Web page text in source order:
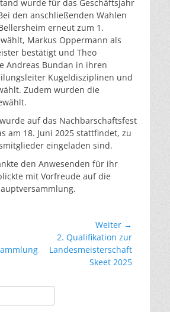
wurde für das Geschäftsjahr
den anschließenden Wahlen
erneut zum 1.
Markus Oppermann als
bestätigt und Theo
Andreas Bundan in ihren
Kugeldisziplinen und
Zudem wurden die
auf das Nachbarschaftsfest
am 18. Juni 2025 stattfindet, zu
eingeladen sind.
den Anwesenden für ihr
mit Vorfreude auf die
Weiter →
Nächster
Beitrag:
2. Qualifikation zur
Landesmeisterschaft
Skeet 2025